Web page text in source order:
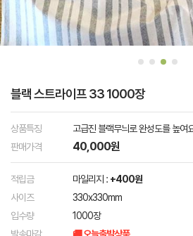
블랙 스트라이프 33 1000장
상품특징
고급진 블랙무늬로 완성도를 높여
판매가격
40,000원
적립금 마일리지 : +400원
사이즈
330x330mm
입수량
1000장